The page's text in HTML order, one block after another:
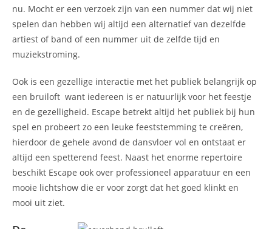
nu. Mocht er een verzoek zijn van een nummer dat wij niet
spelen dan hebben wij altijd een alternatief van dezelfde
artiest of band of een nummer uit de zelfde tijd en
muziekstroming.
Ook is een gezellige interactie met het publiek belangrijk op
een bruiloft want iedereen is er natuurlijk voor het feestje
en de gezelligheid. Escape betrekt altijd het publiek bij hun
spel en probeert zo een leuke feeststemming te creëren,
hierdoor de gehele avond de dansvloer vol en ontstaat er
altijd een spetterend feest. Naast het enorme repertoire
beschikt Escape ook over professioneel apparatuur en een
mooie lichtshow die er voor zorgt dat het goed klinkt en
mooi uit ziet.